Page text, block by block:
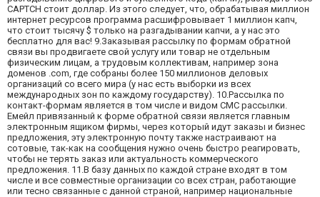
CAPTCH стоит доллар. Из этого следует, что, обрабатывая миллион
интернет ресурсов программа расшифровывает 1 миллион капч,
что стоит тысячу $ только на разгадывании капчи, а у нас это
бесплатно для вас! 9.Заказывая рассылку по формам обратной
связи вы продвигаете свой услугу или товар не отдельным
физическим лицам, а трудовым коллективам, например зона
доменов .com, где собраны более 150 миллионов деловых
организаций со всего мира (у нас есть выборки из всех
международных зон по каждому государству). 10.Рассылка по
контакт-формам является в том числе и видом СМС рассылки.
Емейл привязанный к форме обратной связи является главным
электронным ящиком фирмы, через который идут заказы и бизнес
предложения, эту электронную почту также настраивают на
сотовые, так-как на сообщения нужно очень быстро реагировать,
чтобы не терять заказ или актуальность коммерческого
предложения. 11.В базу данных по каждой стране входят в том
числе и все совместные организации со всех стран, работающие
или тесно связанные с данной страной, например национальные